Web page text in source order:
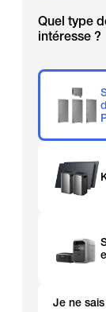
Quel type
intéresse ?
Je ne